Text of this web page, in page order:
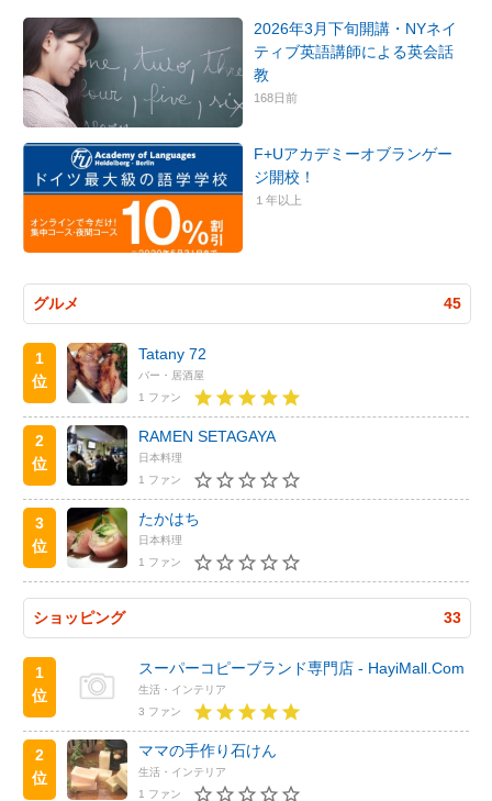
2026年3月下旬開講・NYネイ
ティブ英語講師による英会話
教
168日前
F+Uアカデミーオブランゲー
ジ開校！
１年以上
グルメ 45
1
位
Tatany 72
バー・居酒屋
1 ファン
2
位
RAMEN SETAGAYA
日本料理
1 ファン
3
位
たかはち
日本料理
1 ファン
ショッピング 33
1
位
スーパーコピーブランド専門店 - HayiMall.Com
生活・インテリア
3 ファン
2
位
ママの手作り石けん
生活・インテリア
1 ファン